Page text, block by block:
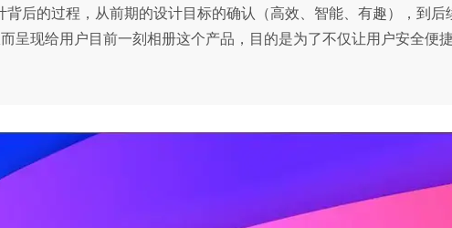
后的过程，从前期的设计目标的确认（高效、智能、有趣），到后
呈现给用户目前一刻相册这个产品，目的是为了不仅让用户安全便